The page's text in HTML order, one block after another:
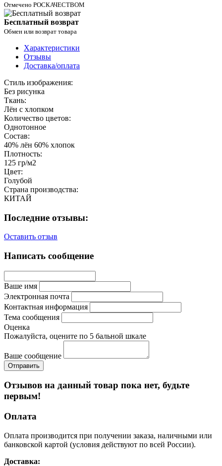
Отмечено РОСКАЧЕСТВОМ
Бесплатный возврат
Обмен или возврат товара
Характеристики
Отзывы
Доставка/оплата
Стиль изображения:
Без рисунка
Ткань:
Лён с хлопком
Количество цветов:
Однотонное
Состав:
40% лён 60% хлопок
Плотность:
125 гр/м2
Цвет:
Голубой
Страна производства:
КИТАЙ
Последние отзывы:
Оставить отзыв
Написать сообщение
Ваше имя
Электронная почта
Контактная информация
Тема сообщения
Оценка
Пожалуйста, оцените по 5 бальной шкале
Ваше сообщение
Отзывов на данный товар пока нет, будьте
первым!
Оплата
Оплата производится при получении заказа, наличными или
банковской картой (условия действуют по всей России).
Доставка: